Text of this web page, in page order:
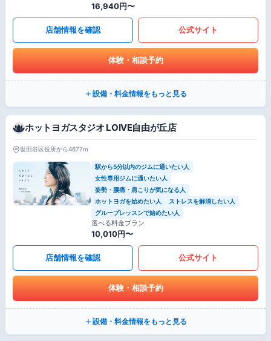
16,940円〜
店舗情報を確認 公式サイト
体験・相談予約
設備・料金情報をもっと見る
ホットヨガスタジオ LOIVE自由が丘店
世田谷区役所から4677m
駅から5分以内のジムに通いたい人
女性専用ジムに通いたい人
姿勢・腰痛・肩こりが気になる人
ホットヨガを始めたい人
ストレスを解消したい人
グループレッスンで始めたい人
選べる料金プラン
10,010円〜
店舗情報を確認 公式サイト
体験・相談予約
設備・料金情報をもっと見る